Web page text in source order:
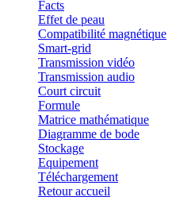
Facts
Effet de peau
Compatibilité magnétique
Smart-grid
Transmission vidéo
Transmission audio
Court circuit
Formule
Matrice mathématique
Diagramme de bode
Stockage
Equipement
Téléchargement
Retour accueil